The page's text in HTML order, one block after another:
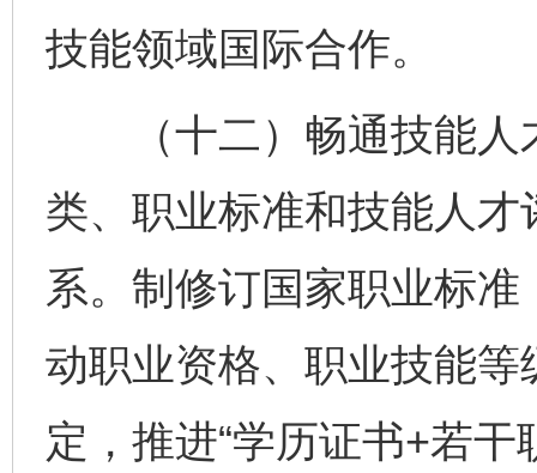
技能领域国际合作。
（十二）畅通技能人
类、职业标准和技能人
系。制修订国家职业标
动职业资格、职业技能
定，推进“学历证书+若